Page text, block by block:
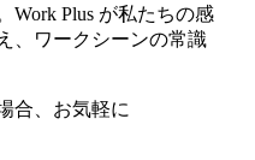
Work Plus が私たちの感
、ワークシーンの常識
合、お気軽に